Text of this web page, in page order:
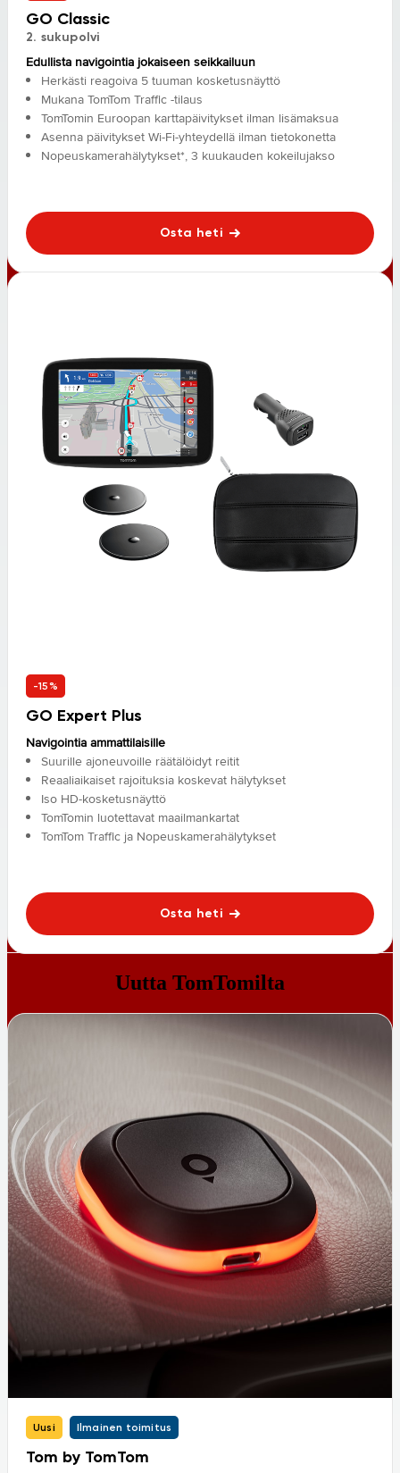
GO Classic
2. sukupolvi
Edullista navigointia jokaiseen seikkailuun
Herkästi reagoiva 5 tuuman kosketusnäyttö
Mukana TomTom Traffic -tilaus
TomTomin Euroopan karttapäivitykset ilman lisämaksua
Asenna päivitykset Wi-Fi-yhteydellä ilman tietokonetta
Nopeuskamerahälytykset*, 3 kuukauden kokeilujakso
Osta heti
-15%
GO Expert Plus
Navigointia ammattilaisille
Suurille ajoneuvoille räätälöidyt reitit
Reaaliaikaiset rajoituksia koskevat hälytykset
Iso HD-kosketusnäyttö
TomTomin luotettavat maailmankartat
TomTom Traffic ja Nopeuskamerahälytykset
Osta heti
Uutta TomTomilta
Uusi Ilmainen toimitus
Tom by TomTom